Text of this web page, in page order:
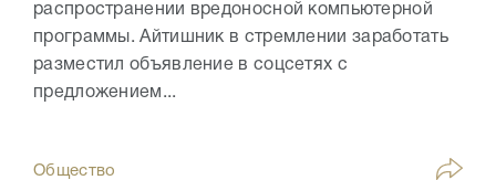
распространении вредоносной компьютерной
программы. Айтишник в стремлении заработать
разместил объявление в соцсетях с
предложением...
Общество